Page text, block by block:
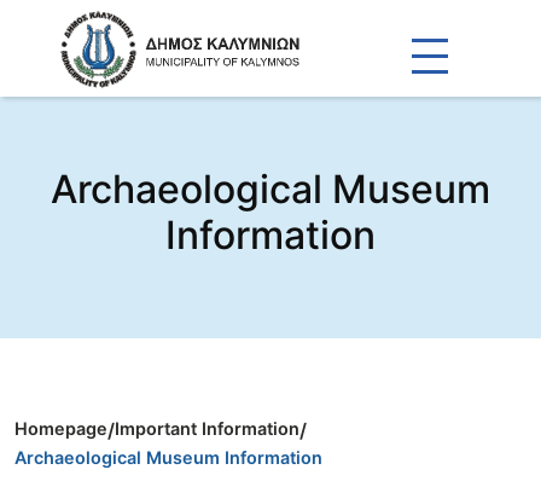
Archaeological Museum
Information
Homepage/Important Information/
Archaeological Museum Information